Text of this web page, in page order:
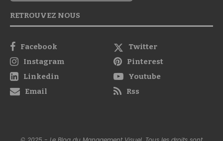
RETROUVEZ NOUS
Facebook
Twitter
Instagram
Pinterest
Linkedin
Youtube
Email
Rss